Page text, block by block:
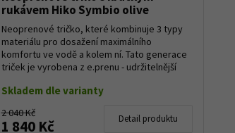
rukávem Hiko Symbio olive
Neoprenové tričko, které kombinuje 3 typy
materiálu pro dosažení maximálního
komfortu ve vodě a kolem ní. Tato generace
triček je vyrobena z e.prenu - udržitelnější
Skladem dle varianty
2 040 Kč
1 840 Kč Detail produktu